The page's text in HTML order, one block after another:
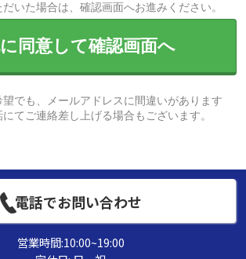
いた場合は、確認画面へお進みください。
同意して確認画面へ
でも、メールアドレスに間違いがあります
てご連絡差し上げる場合もございます。
電話でお問い合わせ
営業時間:10:00~19:00